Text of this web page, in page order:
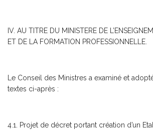
IV. AU TITRE DU MINISTERE DE
ET DE LA FORMATION PROFESSIONNELLE.
Le Conseil des Ministres a examiné et
textes ci-après :
4.1. Projet de décret portant création d’un